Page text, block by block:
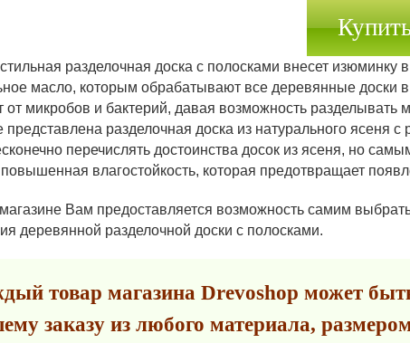
разделочная доска с полосками внесет изюминку
масло, которым обрабатывают все деревянные доски
от микробов и бактерий, давая возможность разделывать
представлена разделочная доска из натурального ясеня
перечислять достоинства досок из ясеня, но
влагостойкость, которая предотвращает
Вам предоставляется возможность самим
деревянной разделочной доски с полосками.
товар магазина Drevoshop может
заказу из любого материала,